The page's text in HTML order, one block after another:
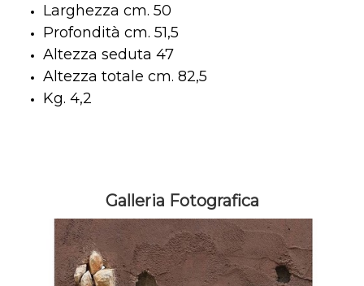
Larghezza cm. 50
Profondità cm. 51,5
Altezza seduta 47
Altezza totale cm. 82,5
Kg. 4,2
Galleria Fotografica